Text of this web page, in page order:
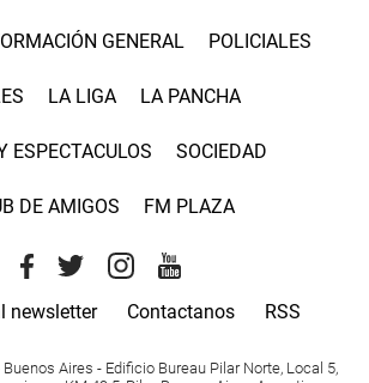
GENERAL POLICIALES
LA LIGA LA PANCHA
ESPECTACULOS SOCIEDAD
DE AMIGOS FM PLAZA
newsletter Contactanos RSS
Buenos Aires - Edificio Bureau Pilar Norte, Local 5,